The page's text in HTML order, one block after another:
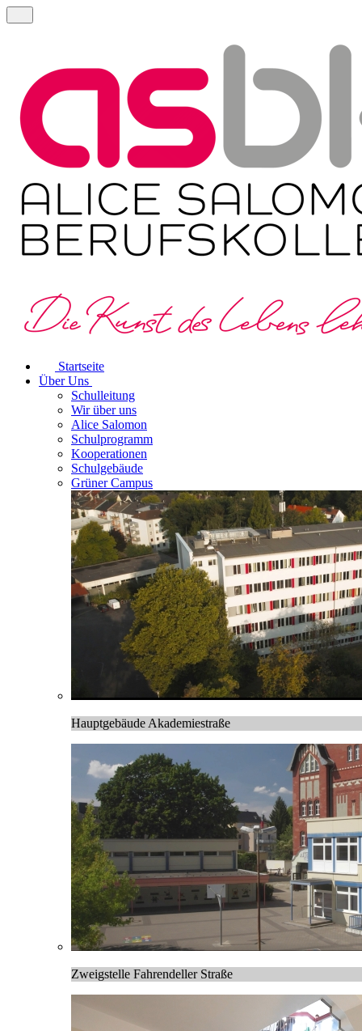
Startseite
Über Uns
Schulleitung
Wir über uns
Alice Salomon
Schulprogramm
Kooperationen
Schulgebäude
Grüner Campus
Hauptgebäude Akademiestraße
Zweigstelle Fahrendeller Straße